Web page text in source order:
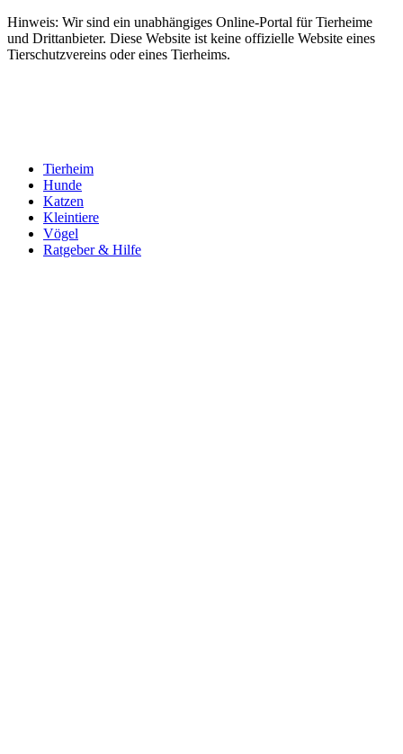
Hinweis: Wir sind ein unabhängiges Online-Portal für Tierheime
und Drittanbieter. Diese Website ist keine offizielle Website eines
Tierschutzvereins oder eines Tierheims.
Tierheim
Hunde
Katzen
Kleintiere
Vögel
Ratgeber & Hilfe